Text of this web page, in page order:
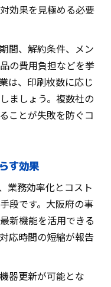
効果を見極める必要
間、解約条件、メン
の費用負担などを挙
は、印刷枚数に応じ
ましょう。複数社の
ことが失敗を防ぐコ
す効果
業務効率化とコスト
段です。大阪府の事
新機能を活用できる
応時間の短縮が報告
器更新が可能とな